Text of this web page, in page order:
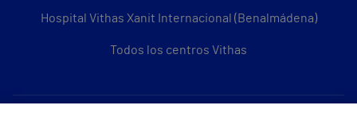
Hospital Vithas Xanit Internacional (Benalmádena)
Todos los centros Vithas